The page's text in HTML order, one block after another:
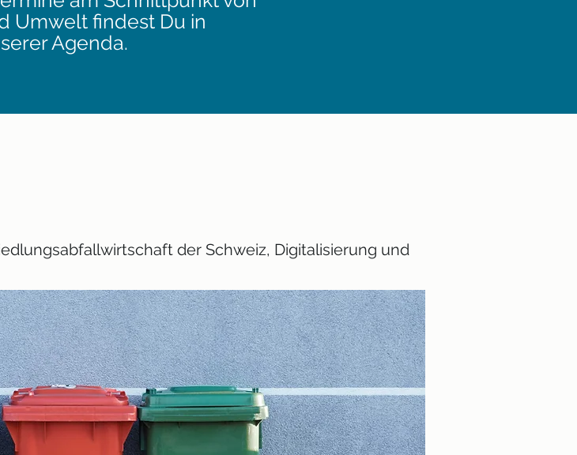
Umwelt findest Du in
Agenda.
der Schweiz, Digitalisierung und